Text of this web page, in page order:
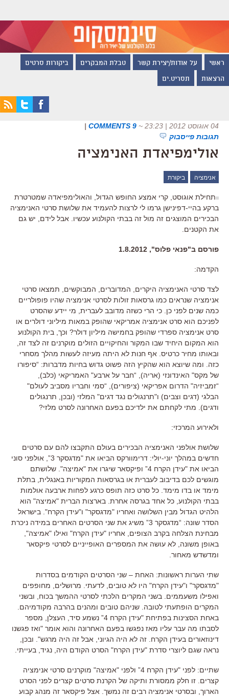
ראשי על אודות/יצירת קשר טבלת המבקרים ביקורות סרטים
הרצאות תסריט.ים
04 אוגוסט 2012 | 23:23 ~
9 COMMENTS
|
תגובות פייסבוק
אולימפיאדת האנימציה
אנימציה ביקורת
תחילת אוגוסט, קרי אמצע החופש הגדול, והאולימפיאדה שמטרטרת
ברקע בהיי-דפינישן גרמו לי לרצות להעמיד את שלושת סרטי האנימציה
הבכירים המוצגים זה מול זה בבתי הקולנוע עכשיו. אבל לידם, יש גם
את הקטנים.
פורסם ב"פנאי פלוס", 1.8.2012
הקדמה:
לצד סרטי האנימציה היקרים, המדוברים, המבוקשים, תמצאו סרטי
אנימציה שנראים כמו גרסאות זולות לסרטי אנימציה שהיו פופולריים
כמה שנים לפני כן. כי הרי כשזה מדובב לעברית, מי יידע שהסרט
לפניכם הוא סרט אנימציה אמריקאי שהופק במאות מיליוני דולרים או
סרט אנימציה ספרדי שהופק בחמישה מיליון דולר? וכך, בית הקולנוע
הוא המקום היחיד שבו המקור והחיקויים הזולים מוקרנים זה לצד זה,
ובאותו מחיר כרטיס. אף חנות לא היתה מעיזה לעשות מהלך מסחרי
כזה. ומה שיוצא הוא שהקיץ הזה פשוט גדוש בחיות מדברות: “סיפורו
של מקס" האינדונזי (אריה), “חבר על ארבע" האמריקאי (כלב),
“זמביזיה" הדרום אפריקאי (ציפורים), “סמי וחבריו מסביב לעולם"
הבלגי (דגים וצבים) ו"תרנגולים נגד דגים" המלזי (ובכן, תרנגולים
ודגים). מתי לקחתם את ילדיכם בפעם האחרונה לסרט מלזי?
ולאירוע המרכזי:
שלושת אולפני האנימציה הבכירים בעולם התקבצו להם עם סרטים
חדשים במהלך יוני-יולי: דרימוורקס הביאו את "מדגסקר 3”, אולפני סוני
הביאו את "עידן הקרח 4” ופיקסאר שיגרו את "אמיצה". שלושתם
מוגשים לכם בדיבוב לעברית או בגרסאות המקוריות באנגלית, בתלת
מימד או בדו מימד. כל סרט כזה תופס כרגע לפחות ארבעה אולמות
בבתי הקולנוע, כל אחד בגרסה אחרת. בארצות הברית "אמיצה" הוא
הלהיט הגדול מבין השלושה ואחריו "מדגסקר" ו"עידן הקרח". בישראל
הסדר שונה: “מדגסקר 3” משיג את שני הסרטים האחרים במידה ניכרת
מבחינת הצלחה בקרב הצופים, אחריו "עידן הקרח" ואילו "אמיצה",
באופן משונה, לא עושה את המספרים האופייניים לסרטי פיקסאר
ומדשדש מאחור.
שתי הערות ראשונות: האחת – שני הסרטים הקודמים בסדרות
"מדגסקר" ו"עידן הקרח" היו לא טובים, לדעתי. מרושלים, מחופפים
ואפילו משעממים. בשני המקרים הלכתי לסרטי ההמשך בכוח, ובשני
המקרים הופתעתי לטובה. שניהם טובים ומהנים בהרבה מקודמיהם.
באחת הסצינות בפתיחת "עידן הקרח 4” נשמע סיד, העצלן, מספר
לסבתו מה עבר עליו מאז נפגשו בפעם האחרונה והוא אומר "ואז פגשנו
דינוזאורים בעידן הקרח. זה לא היה הגיוני, אבל זה היה מרגש". ובכן,
נראה שגם ליוצרי סדרת "עידן הקרח" הסרט הקודם היה, נגיד, בעייתי.
שתיים: לפני "עידן הקרח 4” ולפני "אמיצה" מוקרנים סרטי אנימציה
קצרים. זו חלק ממסורת ותיקה של הקרנת סרטים קצרים לפני הסרט
הארוך, ובסרטי אנימציה רבים זה נמשך. אצל פיקסאר זה מנהג קבוע